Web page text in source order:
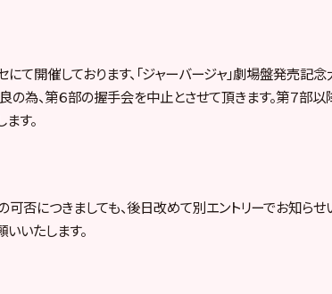
にて開催しております、「ジャーバージャ」劇場盤発売記
の為、第６部の握手会を中止とさせて頂きます。第７部
す。
否につきましても、後日改めて別エントリーでお知ら
いたします。